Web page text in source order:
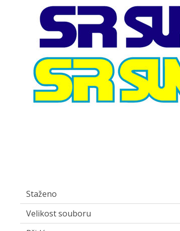
Staženo
Velikost souboru